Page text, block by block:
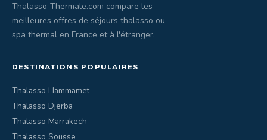
Thalasso-Thermale.com compare les
meilleures offres de séjours thalasso ou
spa thermal en France et à l'étranger.
DESTINATIONS POPULAIRES
Thalasso Hammamet
Thalasso Djerba
Thalasso Marrakech
Thalasso Sousse